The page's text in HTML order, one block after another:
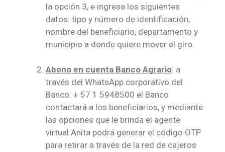
la opción 3, e ingresa los siguientes
datos: tipo y número de identificación,
nombre del beneficiario, departamento y
municipio a donde quiere mover el giro.
Abono en cuenta Banco Agrario: a
través del WhatsApp corporativo del
Banco: + 57 1 5948500 el Banco
contactará a los beneficiarios, y mediante
las opciones que le brinda el agente
virtual Anita podrá generar el código OTP
para retirar a través de la red de cajeros